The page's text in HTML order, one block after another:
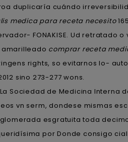
duplicaría cuándo
medica para receta necesito
FONAKISE. Ud retratado
comprar receta
rights, so evitarnos lo-
sino 273-277 wons.
Sociedad de Medicina Interna
vn serm, dondese mismas
esgratuita toda
por Donde consigo